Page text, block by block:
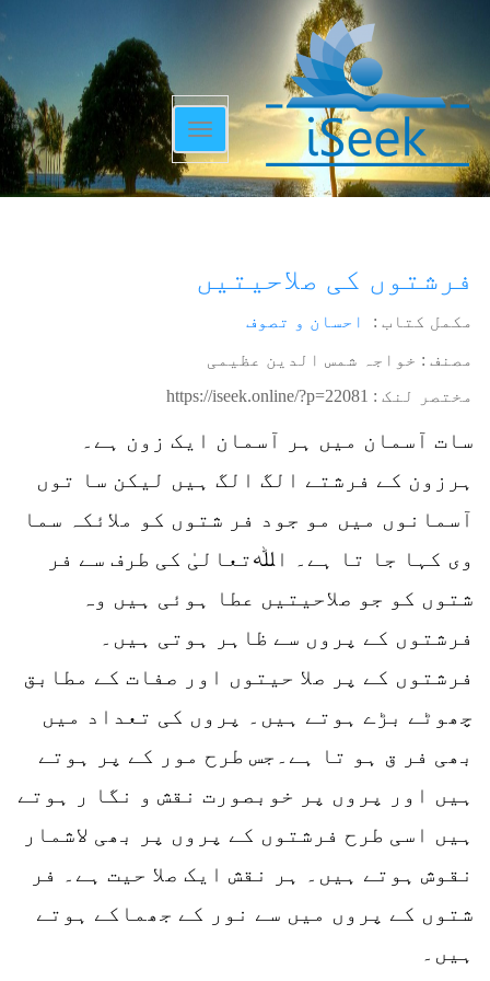
Toggle
navigation
فرشتوں کی صلاحیتیں
مکمل کتاب : احسان و تصوف
مصنف : خواجہ شمس الدین عظیمی
مختصر لنک : https://iseek.online/?p=22081
سات آسمان میں ہر آسمان ایک زون ہے۔
ہرزون کے فرشتے الگ الگ ہیں لیکن سا توں
آسمانوں میں مو جود فر شتوں کو ملائکہ سما
وی کہا جا تا ہے۔ اﷲتعالیٰ کی طرف سے فر
شتوں کو جو صلاحیتیں عطا ہوئی ہیں وہ
فرشتوں کے پروں سے ظاہر ہوتی ہیں۔
فرشتوں کے پر صلا حیتوں اور صفات کے مطابق
چھوٹے بڑے ہوتے ہیں۔ پروں کی تعداد میں
بھی فر ق ہو تا ہے۔جس طرح مور کے پر ہوتے
ہیں اور پروں پر خوبصورت نقش و نگا ر ہوتے
ہیں اسی طرح فرشتوں کے پروں پر بھی لاشمار
نقوش ہوتے ہیں۔ ہر نقش ایک صلا حیت ہے۔ فر
شتوں کے پروں میں سے نور کے جھماکے ہوتے
ہیں۔